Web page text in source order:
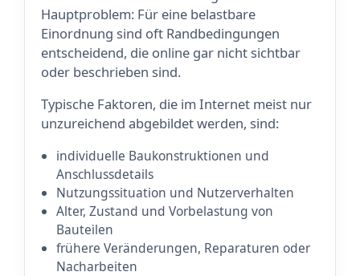
Hauptproblem: Für eine belastbare
Einordnung sind oft Randbedingungen
entscheidend, die online gar nicht sichtbar
oder beschrieben sind.
Typische Faktoren, die im Internet meist nur
unzureichend abgebildet werden, sind:
individuelle Baukonstruktionen und
Anschlussdetails
Nutzungssituation und Nutzerverhalten
Alter, Zustand und Vorbelastung von
Bauteilen
frühere Veränderungen, Reparaturen oder
Nacharbeiten